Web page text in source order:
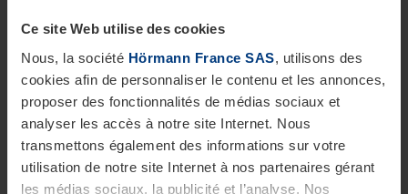
Ce site Web utilise des cookies
Nous, la société Hörmann France SAS, utilisons des
cookies afin de personnaliser le contenu et les annonces,
proposer des fonctionnalités de médias sociaux et
analyser les accès à notre site Internet. Nous
transmettons également des informations sur votre
utilisation de notre site Internet à nos partenaires gérant
les médias sociaux, la publicité et l’analyse. Nos